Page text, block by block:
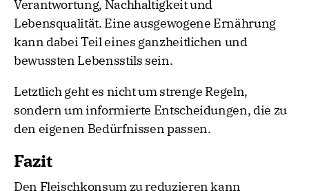
Verantwortung, Nachhaltigkeit und
Lebensqualität. Eine ausgewogene Ernährung
kann dabei Teil eines ganzheitlichen und
bewussten Lebensstils sein.
Letztlich geht es nicht um strenge Regeln,
sondern um informierte Entscheidungen, die zu
den eigenen Bedürfnissen passen.
Fazit
Den Fleischkonsum zu reduzieren kann